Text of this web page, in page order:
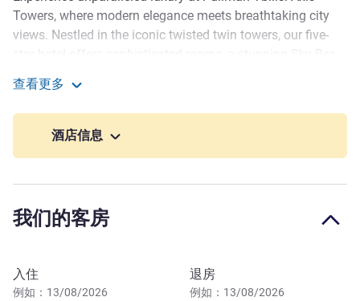
描述
Towers, where modern elegance meets breathtaking city
views. Nestled in the iconic twisted twin towers, our five-
class wellness facilities. Whether for business or leisure,
indulge in an elevated stay in Tbilisi's tallest architectural
masterpiece.
sky bar, with panoramic views of the city, offering craft
an inspiring setting for any event, the hotel offers 2000 m2
Axis Towers, Georgia's first twin skyscrapers, stand in
prestigious Vake district and are part of the World Trade
查看更多
酒店信息
我们的客房
预订此酒店
入住
例如：13/08/2026
退房
例如：13/08/2026